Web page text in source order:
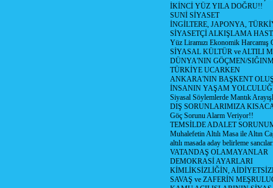
İKİNCİ YÜZ YILA DOĞRU!!
SUNİ SİYASET
İNGİLTERE, JAPONYA,
SİYASETÇİ ALKIŞLAMA
Yüz Liramızı Ekonomik Harcamış
SİYASAL KÜLTÜR ve ALTILI
DÜNYA'NIN GÖÇMEN/
TÜRKİYE UCARKEN
ANKARA'NIN BAŞKENT
İNSANIN YAŞAM
Siyasal Söylemlerde Mantık
DIŞ SORUNLARIMIZA
Göç Sorunu Alarm Veriyor!!
TEMSİLDE ADALET
Muhalefetin Altılı Masa ile Altın
altılı masada aday belirleme
VATANDAŞ OLAMAYANLAR
DEMOKRASİ AYARLARI
KİMLİKSİZLİĞİN,
SAVAŞ ve ZAFERİN